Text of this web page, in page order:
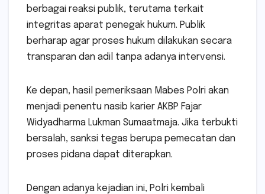
berbagai reaksi publik, terutama terkait
integritas aparat penegak hukum. Publik
berharap agar proses hukum dilakukan secara
transparan dan adil tanpa adanya intervensi.
Ke depan, hasil pemeriksaan Mabes Polri akan
menjadi penentu nasib karier AKBP Fajar
Widyadharma Lukman Sumaatmaja. Jika terbukti
bersalah, sanksi tegas berupa pemecatan dan
proses pidana dapat diterapkan.
Dengan adanya kejadian ini, Polri kembali